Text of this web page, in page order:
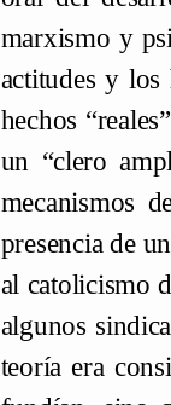
marxismo y
actitudes y
hechos
un “clero
mecanismos
presencia de
al catolicismo
algunos
teoría era